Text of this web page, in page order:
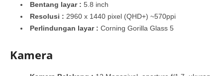
Bentang layar : 5.8 inch
Resolusi : 2960 x 1440 pixel (QHD+) ~570ppi
Perlindungan layar : Corning Gorilla Glass 5
Kamera